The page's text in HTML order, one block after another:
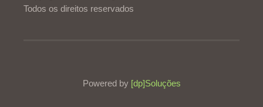
Todos os direitos reservados
Powered by [dp]Soluções